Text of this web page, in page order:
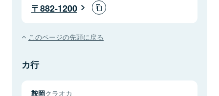
882-1200
このページの先頭に戻る
カ行
鞍岡クラオカ